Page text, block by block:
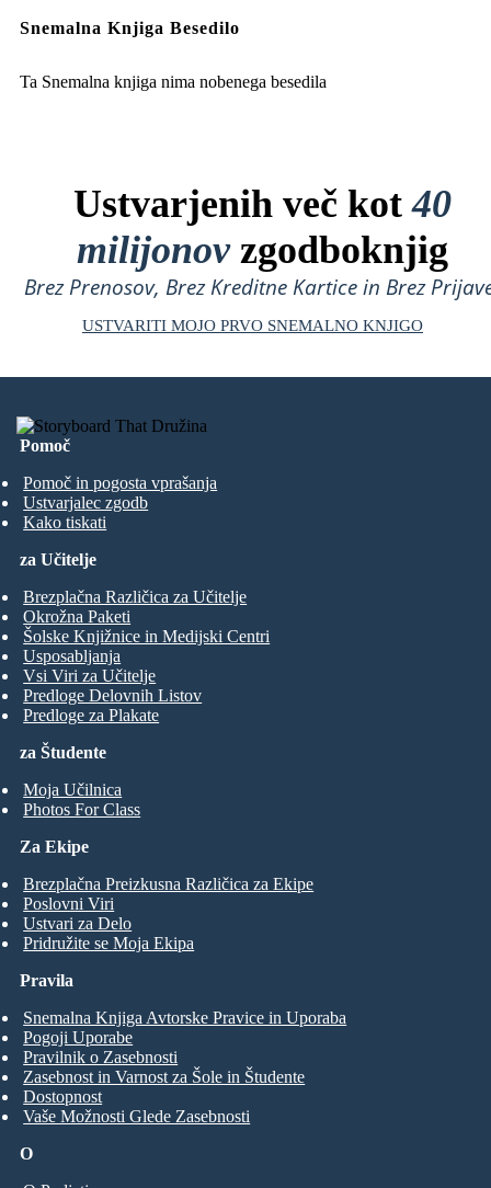
Snemalna Knjiga Besedilo
Ta Snemalna knjiga nima nobenega besedila
Ustvarjenih več kot40
milijonovzgodboknjig
Brez Prenosov, Brez Kreditne Kartice in Brez
USTVARITI MOJO PRVO SNEMALNO KNJIGO
Pomoč
Pomoč in pogosta vprašanja
Ustvarjalec zgodb
Kako tiskati
za Študente
Moja Učilnica
Photos For Class
za Učitelje
Brezplačna Različica za Učitelje
Okrožna Paketi
Šolske Knjižnice in Medijski Centri
Usposabljanja
Vsi Viri za Učitelje
Predloge Delovnih Listov
Predloge za Plakate
Za Ekipe
Brezplačna Preizkusna Različica za Ekipe
Poslovni Viri
Ustvari za Delo
Pridružite se Moja Ekipa
O
Pravila
Snemalna Knjiga Avtorske Pravice in Uporaba
Pogoji Uporabe
Pravilnik o Zasebnosti
Zasebnost in Varnost za Šole in Študente
Dostopnost
Vaše Možnosti Glede Zasebnosti